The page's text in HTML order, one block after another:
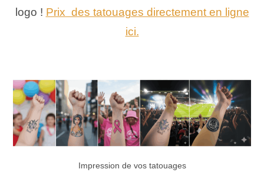
logo ! Prix des tatouages directement en ligne
ici.
Impression de vos tatouages